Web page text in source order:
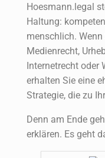
Hoesmann.legal
Haltung:
menschlich.
Medienrecht,
Internetrecht oder
erhalten Sie eine
Strategie, die zu
Denn am Ende
erklären. Es geht